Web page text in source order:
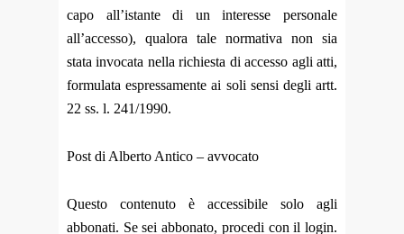
capo all’istante di un interesse personale
all’accesso), qualora tale normativa non sia
stata invocata nella richiesta di accesso agli atti,
formulata espressamente ai soli sensi degli artt.
22 ss. l. 241/1990.
Post di Alberto Antico – avvocato
Questo contenuto è accessibile solo agli
abbonati. Se sei abbonato, procedi con il login.